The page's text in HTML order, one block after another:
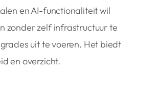
en AI-functionaliteit wil
zonder zelf infrastructuur te
uit te voeren. Het biedt
en overzicht.